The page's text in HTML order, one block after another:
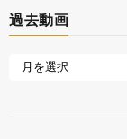
過去動画